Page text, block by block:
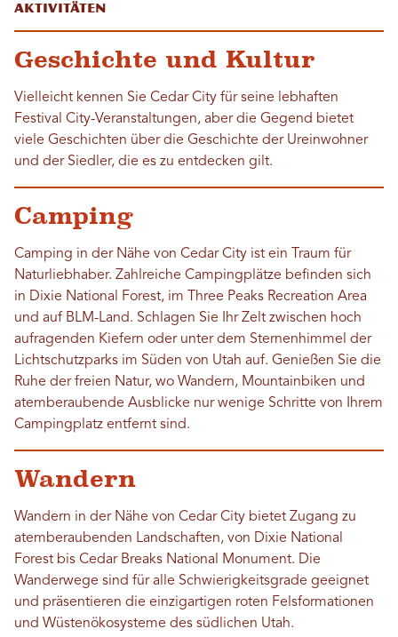
Aktivitäten
Geschichte und Kultur
Vielleicht kennen Sie Cedar City für seine lebhaften
Festival City-Veranstaltungen, aber die Gegend bietet
viele Geschichten über die Geschichte der Ureinwohner
und der Siedler, die es zu entdecken gilt.
Camping
Camping in der Nähe von Cedar City ist ein Traum für
Naturliebhaber. Zahlreiche Campingplätze befinden sich
in Dixie National Forest, im Three Peaks Recreation Area
und auf BLM-Land. Schlagen Sie Ihr Zelt zwischen hoch
aufragenden Kiefern oder unter dem Sternenhimmel der
Lichtschutzparks im Süden von Utah auf. Genießen Sie die
Ruhe der freien Natur, wo Wandern, Mountainbiken und
atemberaubende Ausblicke nur wenige Schritte von Ihrem
Campingplatz entfernt sind.
Wandern
Wandern in der Nähe von Cedar City bietet Zugang zu
atemberaubenden Landschaften, von Dixie National
Forest bis Cedar Breaks National Monument. Die
Wanderwege sind für alle Schwierigkeitsgrade geeignet
und präsentieren die einzigartigen roten Felsformationen
und Wüstenökosysteme des südlichen Utah.